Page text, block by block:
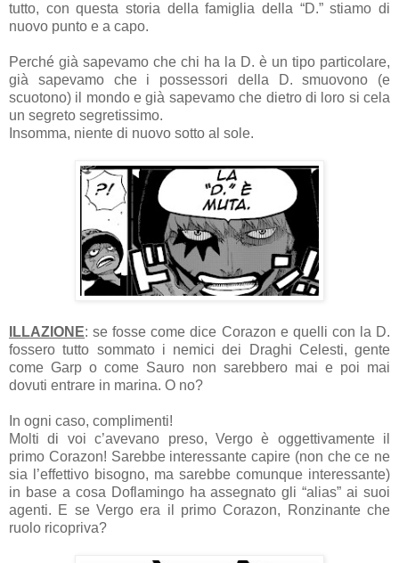
tutto, con questa storia della famiglia della “D.” stiamo di
nuovo punto e a capo.
Perché già sapevamo che chi ha la D. è un tipo particolare,
già sapevamo che i possessori della D. smuovono (e
scuotono) il mondo e già sapevamo che dietro di loro si cela
un segreto segretissimo.
Insomma, niente di nuovo sotto al sole.
ILLAZIONE: se fosse come dice Corazon e quelli con la D.
fossero tutto sommato i nemici dei Draghi Celesti, gente
come Garp o come Sauro non sarebbero mai e poi mai
dovuti entrare in marina. O no?
In ogni caso, complimenti!
Molti di voi c’avevano preso, Vergo è oggettivamente il
primo Corazon! Sarebbe interessante capire (non che ce ne
sia l’effettivo bisogno, ma sarebbe comunque interessante)
in base a cosa Doflamingo ha assegnato gli “alias” ai suoi
agenti. E se Vergo era il primo Corazon, Ronzinante che
ruolo ricopriva?